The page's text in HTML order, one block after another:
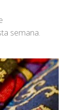
semana.